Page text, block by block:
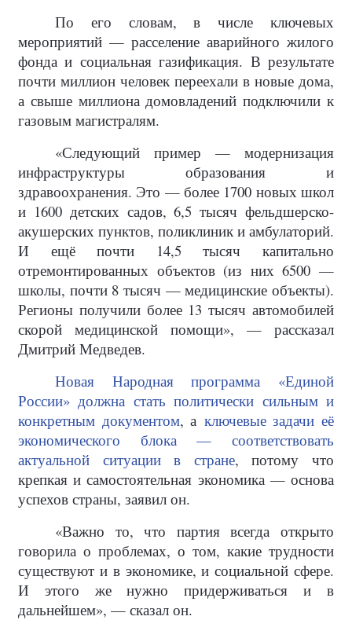
По его словам, в числе ключевых
мероприятий — расселение аварийного жилого
фонда и социальная газификация. В результате
почти миллион человек переехали в новые дома,
а свыше миллиона домовладений подключили к
газовым магистралям.
«Следующий пример — модернизация
инфраструктуры образования и
здравоохранения. Это — более 1700 новых школ
и 1600 детских садов, 6,5 тысяч фельдшерско-
акушерских пунктов, поликлиник и амбулаторий.
И ещё почти 14,5 тысяч капитально
отремонтированных объектов (из них 6500 —
школы, почти 8 тысяч — медицинские объекты).
Регионы получили более 13 тысяч автомобилей
скорой медицинской помощи», — рассказал
Дмитрий Медведев.
Новая Народная программа «Единой
России» должна стать политически сильным и
конкретным документом, а ключевые задачи её
экономического блока — соответствовать
актуальной ситуации в стране, потому что
крепкая и самостоятельная экономика — основа
успехов страны, заявил он.
«Важно то, что партия всегда открыто
говорила о проблемах, о том, какие трудности
существуют и в экономике, и социальной сфере.
И этого же нужно придерживаться и в
дальнейшем», — сказал он.